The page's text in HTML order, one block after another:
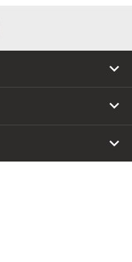


